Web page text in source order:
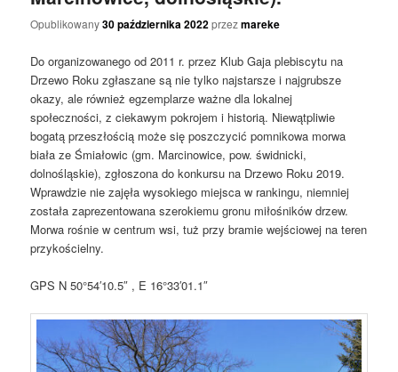
Opublikowany30 października 2022przezmareke
Do organizowanego od 2011 r. przez Klub Gaja plebiscytu na
Drzewo Roku zgłaszane są nie tylko najstarsze i najgrubsze
okazy, ale również egzemplarze ważne dla lokalnej
społeczności, z ciekawym pokrojem i historią. Niewątpliwie
bogatą przeszłością może się poszczycić pomnikowa morwa
biała ze Śmiałowic (gm. Marcinowice, pow. świdnicki,
dolnośląskie), zgłoszona do konkursu na Drzewo Roku 2019.
Wprawdzie nie zajęła wysokiego miejsca w rankingu, niemniej
została zaprezentowana szerokiemu gronu miłośników drzew.
Morwa rośnie w centrum wsi, tuż przy bramie wejściowej na teren
przykościelny.
GPS N 50°54′10.5″ , E 16°33′01.1″